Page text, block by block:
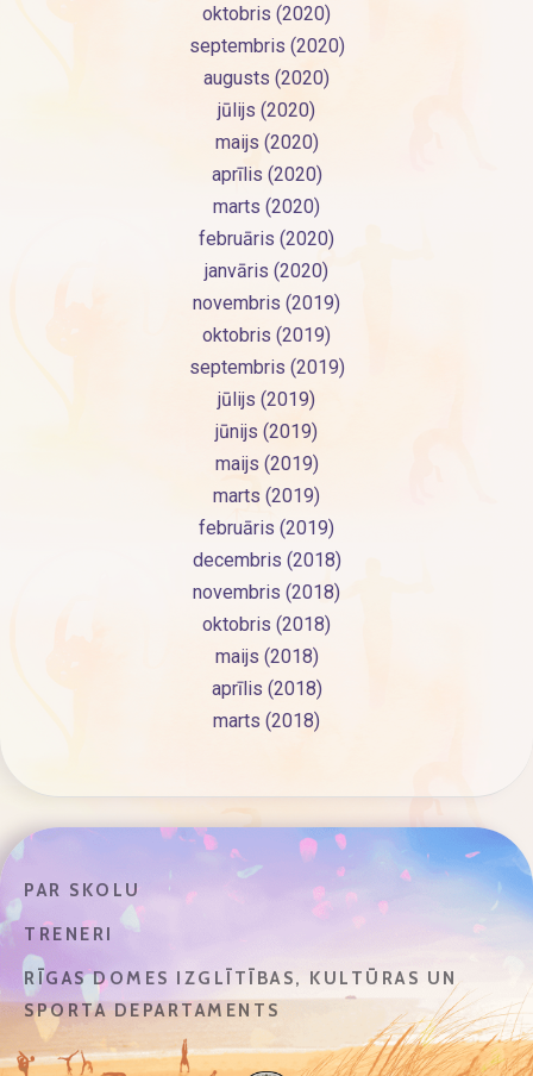
oktobris (2020)
septembris (2020)
augusts (2020)
jūlijs (2020)
maijs (2020)
aprīlis (2020)
marts (2020)
februāris (2020)
janvāris (2020)
novembris (2019)
oktobris (2019)
septembris (2019)
jūlijs (2019)
jūnijs (2019)
maijs (2019)
marts (2019)
februāris (2019)
decembris (2018)
novembris (2018)
oktobris (2018)
maijs (2018)
aprīlis (2018)
marts (2018)
PAR SKOLU
TRENERI
RĪGAS DOMES IZGLĪTĪBAS, KULTŪRAS UN
SPORTA DEPARTAMENTS